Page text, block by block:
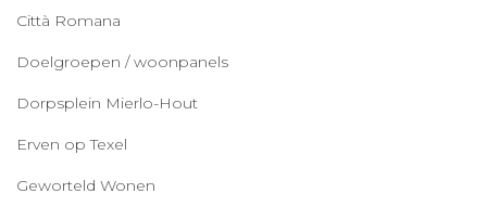
Città Romana
Doelgroepen / woonpanels
Dorpsplein Mierlo-Hout
Erven op Texel
Geworteld Wonen